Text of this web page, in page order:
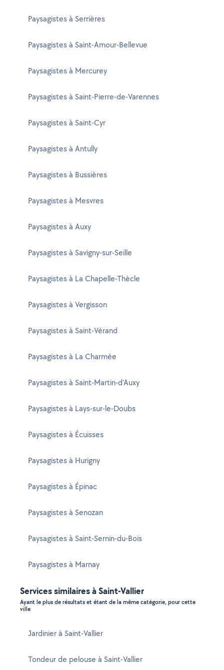
Paysagistes à Serrières
Paysagistes à Saint-Amour-Bellevue
Paysagistes à Mercurey
Paysagistes à Saint-Pierre-de-Varennes
Paysagistes à Saint-Cyr
Paysagistes à Antully
Paysagistes à Bussières
Paysagistes à Mesvres
Paysagistes à Auxy
Paysagistes à Savigny-sur-Seille
Paysagistes à La Chapelle-Thècle
Paysagistes à Vergisson
Paysagistes à Saint-Vérand
Paysagistes à La Charmée
Paysagistes à Saint-Martin-d'Auxy
Paysagistes à Lays-sur-le-Doubs
Paysagistes à Écuisses
Paysagistes à Hurigny
Paysagistes à Épinac
Paysagistes à Senozan
Paysagistes à Saint-Sernin-du-Bois
Paysagistes à Marnay
Services similaires à Saint-Vallier
Ayant le plus de résultats et étant de la même catégorie, pour cette
ville
Jardinier à Saint-Vallier
Tondeur de pelouse à Saint-Vallier